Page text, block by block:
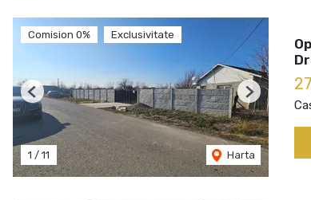
Comision 0% Exclusivitate
1 / 11 Harta
Previous Next